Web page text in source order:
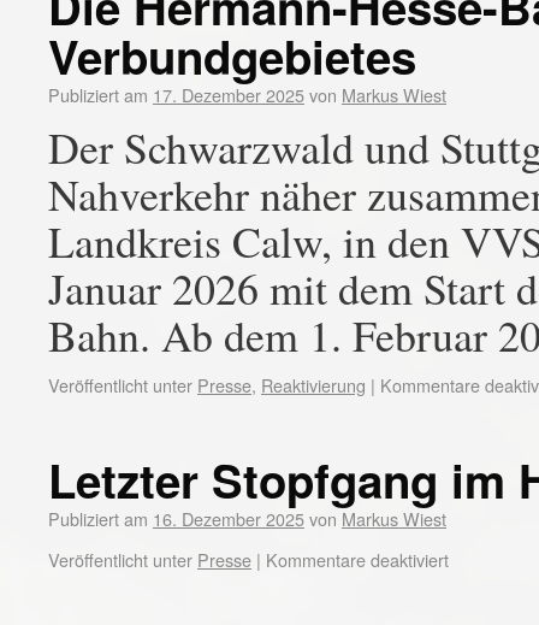
Verbundgebietes
Publiziert am 17. Dezember 2025von Markus Wiest
Der Schwarzwald und
Nahverkehr näher
Landkreis Calw, in den
Januar 2026 mit dem Start
Bahn. Ab dem 1. Februar
Veröffentlicht unter Presse, Reaktivierung | Kommentare
Letzter Stopfgang im
Publiziert am 16. Dezember 2025von Markus Wiest
Veröffentlicht unter Presse | Kommentare deaktiviert